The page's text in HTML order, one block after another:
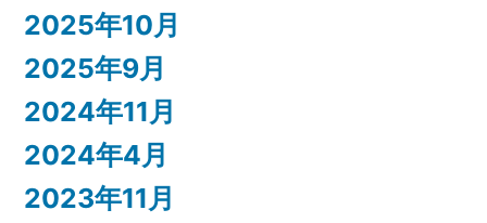
2025年10月
2025年9月
2024年11月
2024年4月
2023年11月